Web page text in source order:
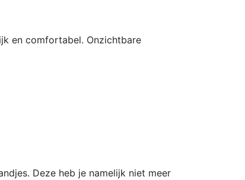
en comfortabel. Onzichtbare
Deze heb je namelijk niet meer